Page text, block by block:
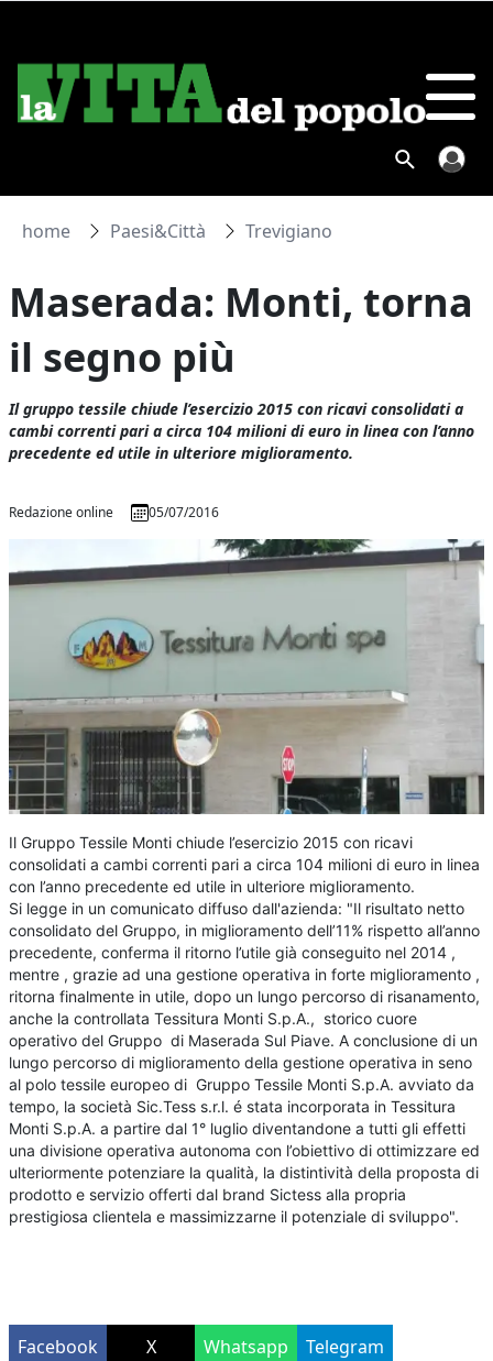
home Paesi&Città Trevigiano
Maserada: Monti, torna
il segno più
Il gruppo tessile chiude l’esercizio 2015 con ricavi consolidati a
cambi correnti pari a circa 104 milioni di euro in linea con l’anno
precedente ed utile in ulteriore miglioramento.
Redazione online 05/07/2016
Il Gruppo Tessile Monti chiude l’esercizio 2015 con ricavi
consolidati a cambi correnti pari a circa 104 milioni di euro in linea
con l’anno precedente ed utile in ulteriore miglioramento.
Si legge in un comunicato diffuso dall'azienda: "Il risultato netto
consolidato del Gruppo, in miglioramento dell’11% rispetto all’anno
precedente, conferma il ritorno l’utile già conseguito nel 2014 ,
mentre , grazie ad una gestione operativa in forte miglioramento ,
ritorna finalmente in utile, dopo un lungo percorso di risanamento,
anche la controllata Tessitura Monti S.p.A., storico cuore
operativo del Gruppo di Maserada Sul Piave. A conclusione di un
lungo percorso di miglioramento della gestione operativa in seno
al polo tessile europeo di Gruppo Tessile Monti S.p.A. avviato da
tempo, la società Sic.Tess s.r.l. é stata incorporata in Tessitura
Monti S.p.A. a partire dal 1° luglio diventandone a tutti gli effetti
una divisione operativa autonoma con l’obiettivo di ottimizzare ed
ulteriormente potenziare la qualità, la distintività della proposta di
prodotto e servizio offerti dal brand Sictess alla propria
prestigiosa clientela e massimizzarne il potenziale di sviluppo".
Facebook X Whatsapp Telegram